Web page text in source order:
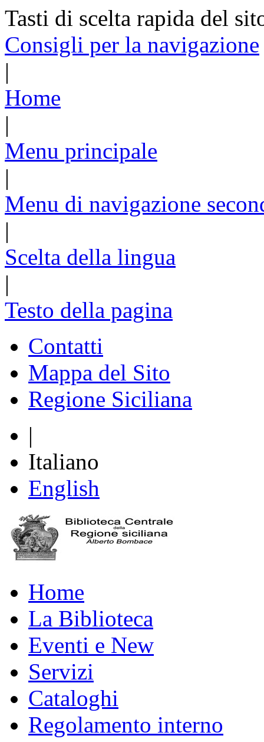
Tasti di scelta rapida del
Consigli per la navigazione
|
Home
|
Menu principale
|
Menu di navigazione
|
Scelta della lingua
|
Testo della pagina
Contatti
Mappa del Sito
Regione Siciliana
|
Italiano
English
Home
La Biblioteca
Eventi e New
Servizi
Cataloghi
Regolamento interno